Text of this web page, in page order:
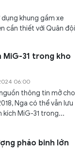
khung gầm xe
cần thiết với Quân đội
MiG-31 trong kho
06:00
thông tin mở cho
Nga có thể vẫn lưu
kích MiG-31 trong...
pháo binh lớn